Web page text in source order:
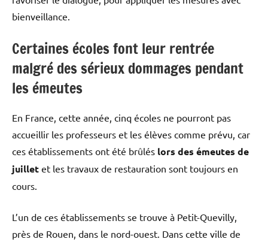
bienveillance.
Certaines écoles font leur rentrée
malgré des sérieux dommages pendant
les émeutes
En France, cette année, cinq écoles ne pourront pas
accueillir les professeurs et les élèves comme prévu, car
ces établissements ont été brûlés lors des émeutes de
juillet et les travaux de restauration sont toujours en
cours.
L’un de ces établissements se trouve à Petit-Quevilly,
près de Rouen, dans le nord-ouest. Dans cette ville de